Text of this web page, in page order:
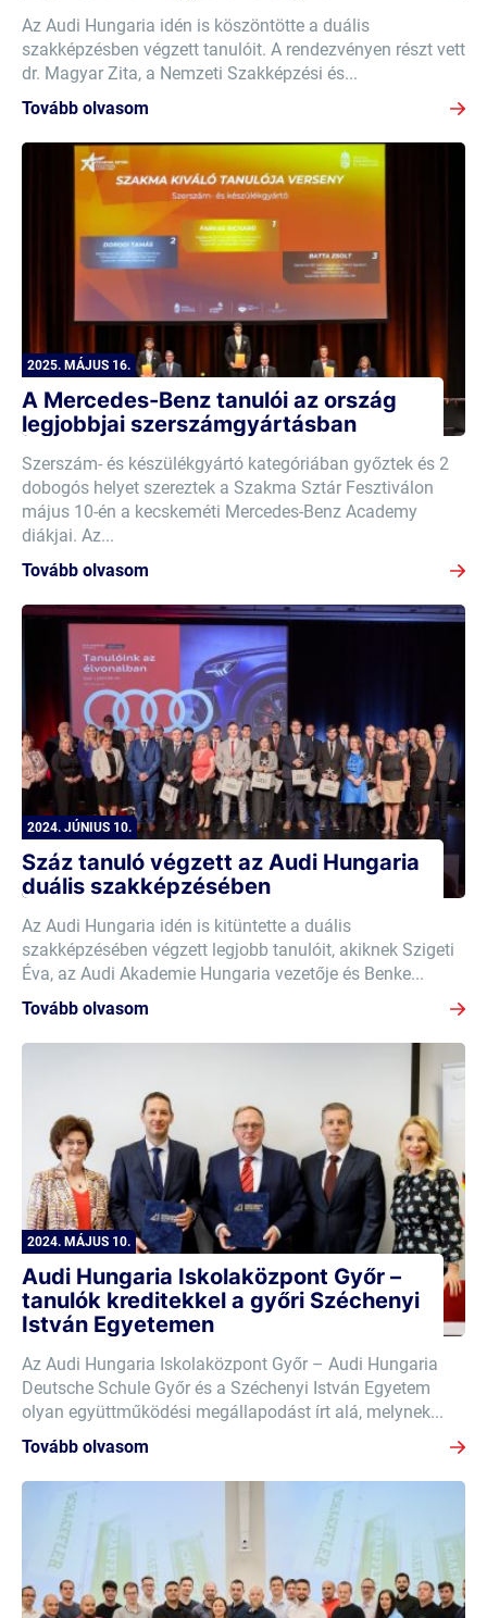
Az Audi Hungaria idén is köszöntötte a duális
szakképzésben végzett tanulóit. A rendezvényen részt vett
dr. Magyar Zita, a Nemzeti Szakképzési és...
Tovább olvasom
2025. MÁJUS 16.
A Mercedes-Benz tanulói az ország
legjobbjai szerszámgyártásban
Szerszám- és készülékgyártó kategóriában győztek és 2
dobogós helyet szereztek a Szakma Sztár Fesztiválon
május 10-én a kecskeméti Mercedes-Benz Academy
diákjai. Az...
Tovább olvasom
2024. JÚNIUS 10.
Száz tanuló végzett az Audi Hungaria
duális szakképzésében
Az Audi Hungaria idén is kitüntette a duális
szakképzésében végzett legjobb tanulóit, akiknek Szigeti
Éva, az Audi Akademie Hungaria vezetője és Benke...
Tovább olvasom
2024. MÁJUS 10.
Audi Hungaria Iskolaközpont Győr –
tanulók kreditekkel a győri Széchenyi
István Egyetemen
Az Audi Hungaria Iskolaközpont Győr – Audi Hungaria
Deutsche Schule Győr és a Széchenyi István Egyetem
olyan együttműködési megállapodást írt alá, melynek...
Tovább olvasom